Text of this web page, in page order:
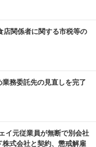
関係者に関する市税等の
務委託先の見直しを完了
イ元従業員が無断で別会社
式会社と契約、懲戒解雇